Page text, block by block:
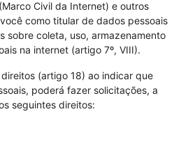
Civil da Internet) e outros
como titular de dados pessoais
sobre coleta, uso, armazenamento
na internet (artigo 7º, VIII).
(artigo 18) ao indicar que
poderá fazer solicitações, a
seguintes direitos: